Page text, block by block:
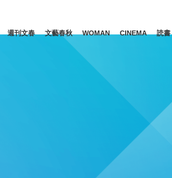
週刊文春 文藝春秋 WOMAN CINEMA 読書
キーワード入力
#内田有紀